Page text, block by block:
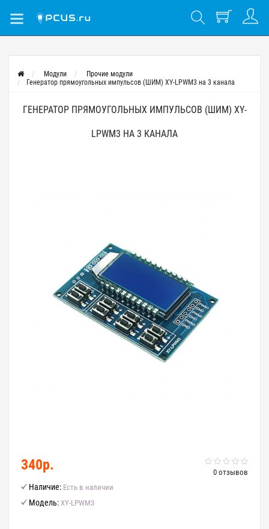
Модули
Прочие модули
Генератор прямоугольных импульсов (ШИМ) XY-LPWM3 на 3 канала
ГЕНЕРАТОР ПРЯМОУГОЛЬНЫХ ИМПУЛЬСОВ (ШИМ) XY-
LPWM3 НА 3 КАНАЛА
0 отзывов
340р.
Наличие: Есть в наличии
Модель: XY-LPWM3